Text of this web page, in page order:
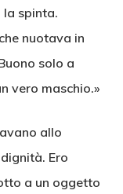
la spinta.
nuotava in
solo a
vero maschio.»
allo
Ero
a un oggetto